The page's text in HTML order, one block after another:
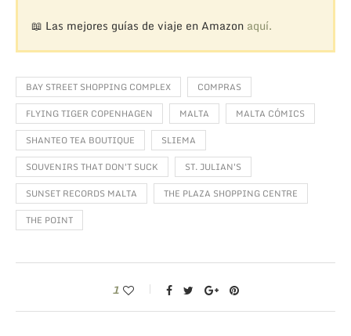
📖 Las mejores guías de viaje en Amazon aquí.
BAY STREET SHOPPING COMPLEX
COMPRAS
FLYING TIGER COPENHAGEN
MALTA
MALTA CÓMICS
SHANTEO TEA BOUTIQUE
SLIEMA
SOUVENIRS THAT DON'T SUCK
ST. JULIAN'S
SUNSET RECORDS MALTA
THE PLAZA SHOPPING CENTRE
THE POINT
1